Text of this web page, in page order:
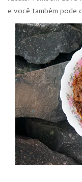
e você também pode